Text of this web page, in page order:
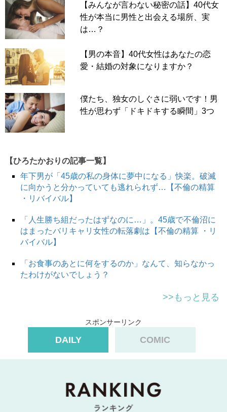
【みんなが言わない秘密の話】40代女
性が本当に男性と出会える場所、実
は…？
【男の本音】40代女性はあなたの恋
愛・結婚の対象になりますか？
僕たち、独女のしぐさに弱いです！男
性が思わず「ドキドキする瞬間」3つ
【ひろたかおりの記事一覧】
年下男が「45歳の私の身体に夢中になる」快楽。破滅
に向かうと分かっていても逃れられず…【不倫の精算
・リバイバル】
「人生勝ち組だったはずなのに…」。45歳で不倫沼に
はまったバリキャリ女性の転落劇は【不倫の精算 ・リ
バイバル】
「お食事のあとに何をするのか」なんて、知らなかっ
たわけがないでしょう？
>>もっと見る
スポンサーリンク
DAILY COMIC